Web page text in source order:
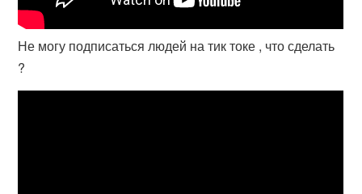
Не могу подписаться людей на тик токе , что сделать
?